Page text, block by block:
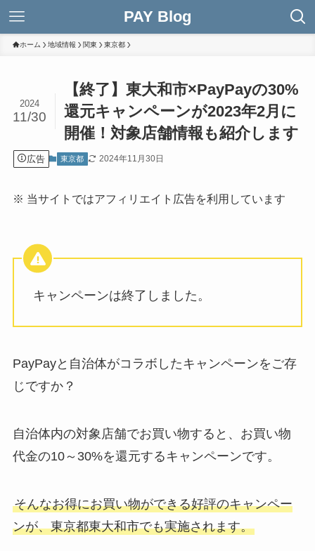
PAY Blog
ホーム 地域情報 関東 東京都
【終了】東大和市×PayPayの30%
還元キャンペーンが2023年2月に
開催！対象店舗情報も紹介します
2024
11/30
広告 東京都 2024年11月30日
※ 当サイトではアフィリエイト広告を利用しています
キャンペーンは終了しました。
PayPayと自治体がコラボしたキャンペーンをご存
じですか？
自治体内の対象店舗でお買い物すると、お買い物
代金の10～30%を還元するキャンペーンです。
そんなお得にお買い物ができる好評のキャンペー
ンが、東京都東大和市でも実施されます。